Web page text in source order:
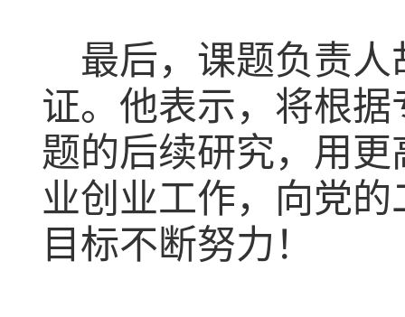
最后，课题负责人
证。他表示，将根
题的后续研究，用
业创业工作，向党
目标不断努力！